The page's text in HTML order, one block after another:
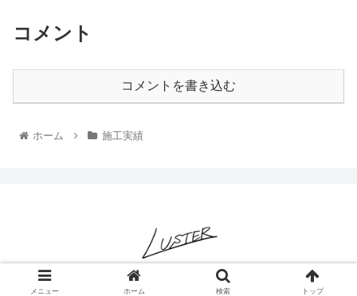
コメント
コメントを書き込む
ホーム 施工実績
© 2022 LUSTER-ヌルテカと純水を極めるコーティング専門店-.
メニュー ホーム 検索 トップ